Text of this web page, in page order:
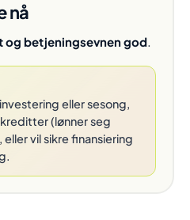
nå
og betjeningsevnen god.
eller sesong,
(lønner seg
vil sikre finansiering